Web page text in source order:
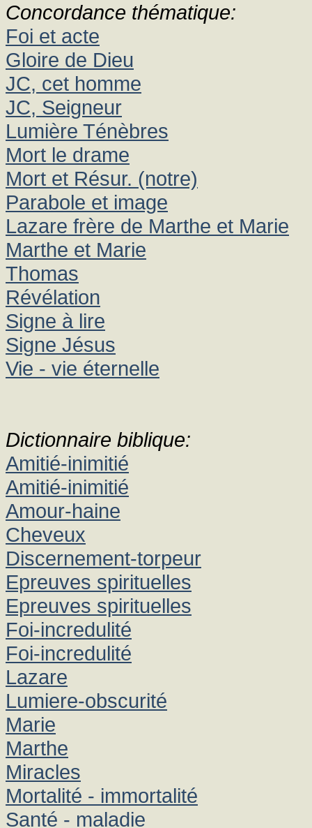
Concordance thématique:
Foi et acte
Gloire de Dieu
JC, cet homme
JC, Seigneur
Lumière Ténèbres
Mort le drame
Mort et Résur. (notre)
Parabole et image
Lazare frère de Marthe et Marie
Marthe et Marie
Thomas
Révélation
Signe à lire
Signe Jésus
Vie - vie éternelle
Dictionnaire biblique:
Amitié-inimitié
Amitié-inimitié
Amour-haine
Cheveux
Discernement-torpeur
Epreuves spirituelles
Epreuves spirituelles
Foi-incredulité
Foi-incredulité
Lazare
Lumiere-obscurité
Marie
Marthe
Miracles
Mortalité - immortalité
Santé - maladie